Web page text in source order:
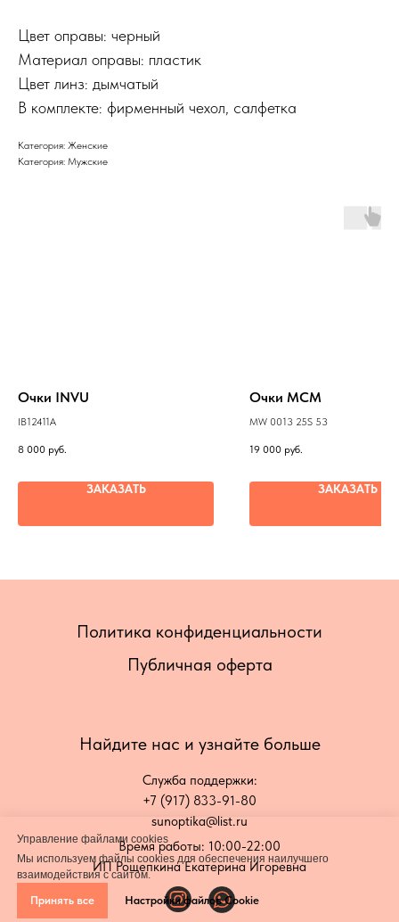
Цвет оправы: черный
Материал оправы: пластик
Цвет линз: дымчатый
В комплекте: фирменный чехол, салфетка
Категория: Женские
Категория: Мужские
Очки INVU
IB12411A
8 000 руб.
ЗАКАЗАТЬ
Очки MCM
MW 0013 25S 53
19 000 руб.
ЗАКАЗАТЬ
Служба поддержки:
+7 (917) 833-91-80
sunoptika@list.ru
Политика конфиденциальности
Публичная оферта
Время работы: 10:00-22:00
ИП Рощепкина Екатерина Игоревна
Найдите нас и узнайте больше
Управление файлами cookies
Мы используем файлы cookies для обеспечения наилучшего
взаимодействия с сайтом.
Принять все Настройки файлов Cookie